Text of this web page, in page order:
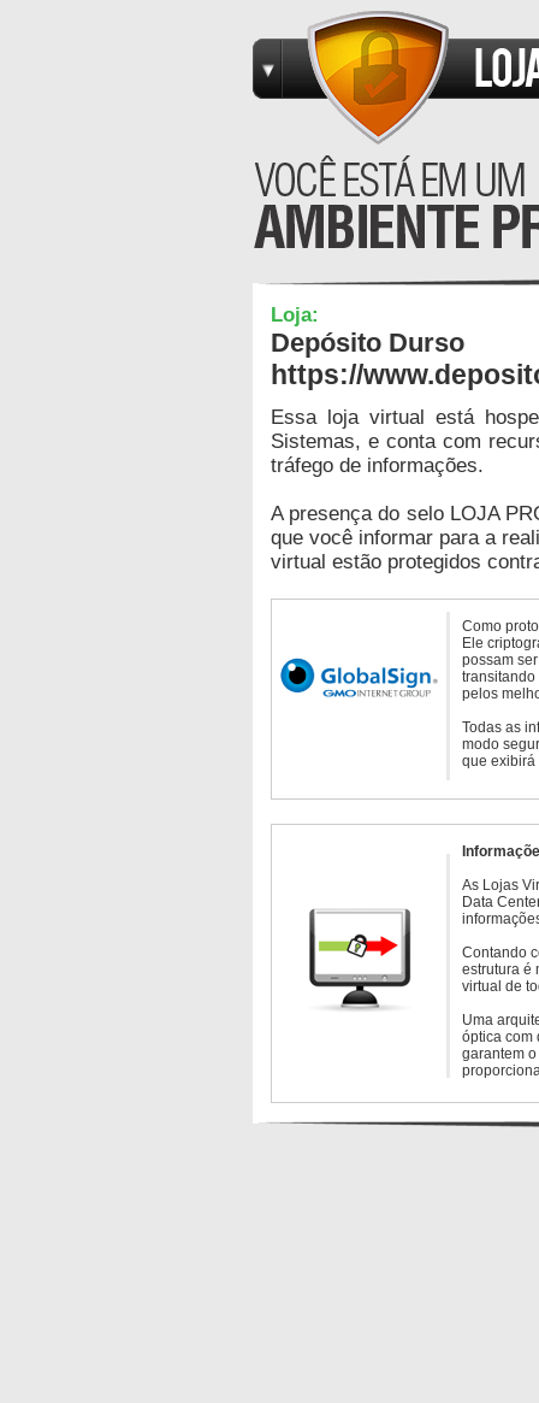
Loja:
Depósito Durso
https://
Essa loja virtual está
Sistemas, e conta com
tráfego de informações.
A presença do selo LOJA
que você informar para a
virtual estão protegidos
Como
Ele
possam
transitando
pelos
Todas as
modo
que exibirá
As Lojas
Data
Contando
estrutura é
virtual de
Uma
óptica com
garantem